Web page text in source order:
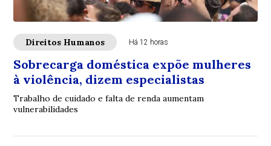
Direitos Humanos Há 12 horas
Sobrecarga doméstica expõe mulheres
à violência, dizem especialistas
Trabalho de cuidado e falta de renda aumentam
vulnerabilidades